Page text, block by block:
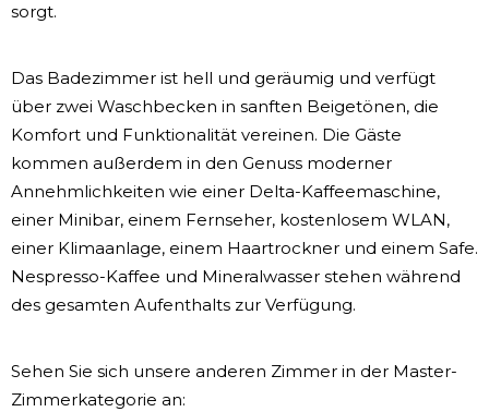
sorgt.
Das Badezimmer ist hell und geräumig und verfügt
über zwei Waschbecken in sanften Beigetönen, die
Komfort und Funktionalität vereinen. Die Gäste
kommen außerdem in den Genuss moderner
Annehmlichkeiten wie einer Delta-Kaffeemaschine,
einer Minibar, einem Fernseher, kostenlosem WLAN,
einer Klimaanlage, einem Haartrockner und einem Safe.
Nespresso-Kaffee und Mineralwasser stehen während
des gesamten Aufenthalts zur Verfügung.
Sehen Sie sich unsere anderen Zimmer in der Master-
Zimmerkategorie an: